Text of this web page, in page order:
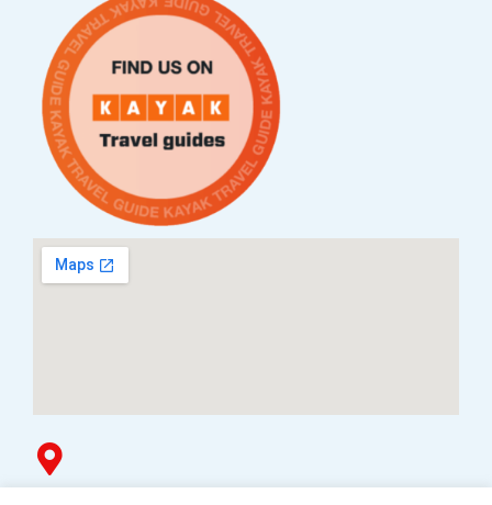
Услови за плаќање и испорака
Наши партнери